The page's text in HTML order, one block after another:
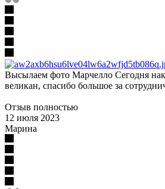
Высылаем фото Марчелло Сегодня
великан, спасибо большое за
Отзыв полностью
12 июля 2023
Марина